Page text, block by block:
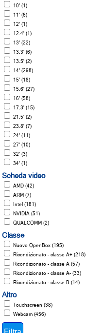
10' (1)
11' (6)
12' (1)
12.4' (1)
13' (22)
13.3' (6)
13.5' (2)
14' (298)
15' (18)
15.6' (27)
16' (58)
17.3' (15)
21.5' (2)
23.8' (7)
24' (11)
27' (10)
32' (3)
34' (1)
Scheda video
AMD (42)
ARM (7)
Intel (181)
NVIDIA (51)
QUALCOMM (2)
Classe
Nuovo OpenBox (195)
Ricondizionato - classe A+ (218)
Ricondizionato - classe A (57)
Ricondizionato - classe A- (33)
Ricondizionato - classe B (14)
Altro
Touchscreen (38)
Webcam (456)